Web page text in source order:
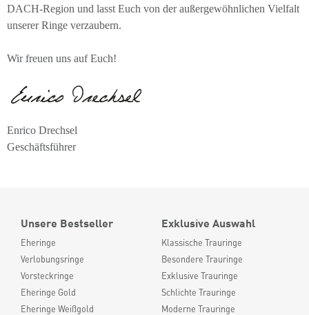
DACH-Region und lasst Euch von der außergewöhnlichen Vielfalt
unserer Ringe verzaubern.
Wir freuen uns auf Euch!
Enrico Drechsel
Geschäftsführer
Unsere Bestseller
Eheringe
Verlobungsringe
Vorsteckringe
Eheringe Gold
Eheringe Weißgold
Exklusive Auswahl
Klassische Trauringe
Besondere Trauringe
Exklusive Trauringe
Schlichte Trauringe
Moderne Trauringe